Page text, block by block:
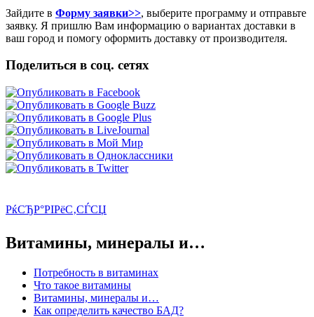
Зайдите в Форму заявки>>, выберите программу и отправьте
заявку. Я пришлю Вам информацию о вариантах доставки в
ваш город и помогу оформить доставку от производителя.
Поделиться в соц. сетях
РќСЂР°РІРёС‚СЃСЏ
Витамины, минералы и…
Потребность в витаминах
Что такое витамины
Витамины, минералы и…
Как определить качество БАД?